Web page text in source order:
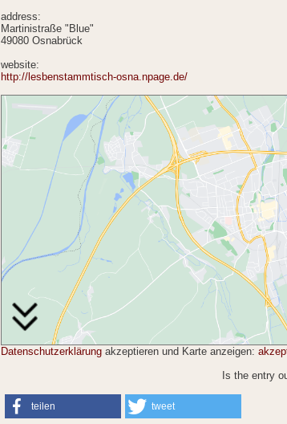
address:
Martinistraße "Blue"
49080 Osnabrück
website:
http://lesbenstammtisch-osna.npage.de/
Datenschutzerklärung akzeptieren und Karte anzeigen:
Is the entry
teilen tweet